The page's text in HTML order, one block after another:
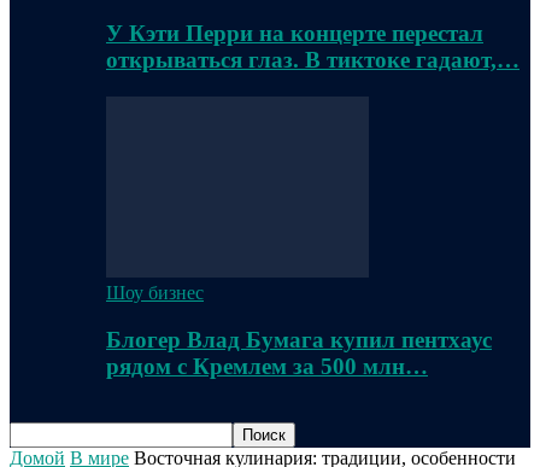
У Кэти Перри на концерте перестал
открываться глаз. В тиктоке гадают,…
Шоу бизнес
Блогер Влад Бумага купил пентхаус
рядом с Кремлем за 500 млн…
Домой В мире Восточная кулинария: традиции, особенности